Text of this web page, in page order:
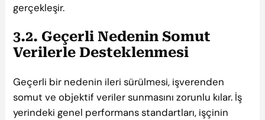
gerçekleşir.
3.2. Geçerli Nedenin Somut
Verilerle Desteklenmesi
Geçerli bir nedenin ileri sürülmesi, işverenden
somut ve objektif veriler sunmasını zorunlu kılar. İş
yerindeki genel performans standartları, işçinin